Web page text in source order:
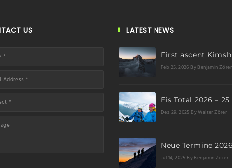
US LATEST NEWS
Feb 25, 2026 By Benjamin Zörer
Dez 29, 2025 By Walter Zörer
Jul 14, 2025 By Benjamin Zörer